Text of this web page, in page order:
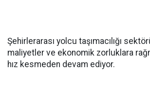
Şehirlerarası yolcu taşımacılığı
maliyetler ve ekonomik zorluklara
hız kesmeden devam ediyor.